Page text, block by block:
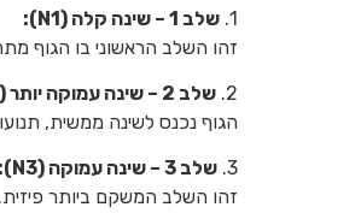
1. שלב 1 – שינה קלה (N1):
זהו השלב הראשוני בו הגוף
2. שלב 2 – שינה עמוקה יותר (N2):
הגוף נכנס לשינה ממשית,
3. שלב 3 – שינה עמוקה (N3):
זהו השלב המשקם ביותר